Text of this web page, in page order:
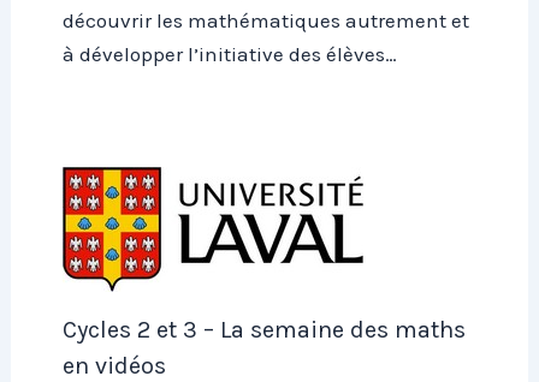
découvrir les mathématiques autrement et
à développer l’initiative des élèves…
Cycles 2 et 3 – La semaine des maths
en vidéos